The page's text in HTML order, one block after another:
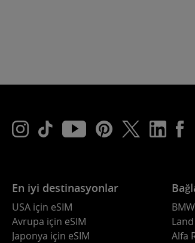
En iyi destinasyonlar
USA için eSIM
Avrupa için eSIM
Japonya için eSIM
Alfa